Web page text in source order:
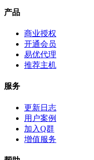
产品
商业授权
开通会员
易优代理
推荐主机
服务
更新日志
用户案例
加入Q群
增值服务